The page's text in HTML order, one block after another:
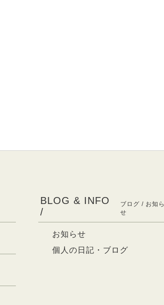
BLOG & INFO
/
ブログ / お知ら
せ
お知らせ
個人の日記・ブログ